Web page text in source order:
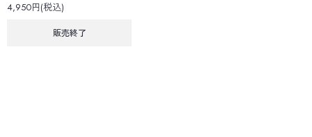
4,950円(税込)
販売終了